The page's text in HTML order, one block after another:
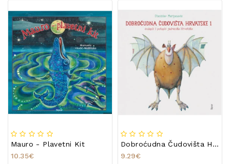
Mauro - Plavetni Kit
10.35€
Dobroćudna Čudovišta Hrvatske 1
9.29€